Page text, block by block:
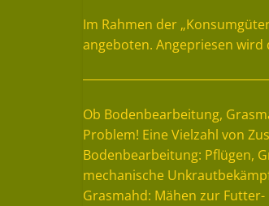
Im Rahmen der
angeboten. Angepriesen
Ob Bodenbearbeitung,
Problem! Eine Vielzahl von
Bodenbearbeitung: Pflügen,
mechanische
Grasmahd: Mähen zur